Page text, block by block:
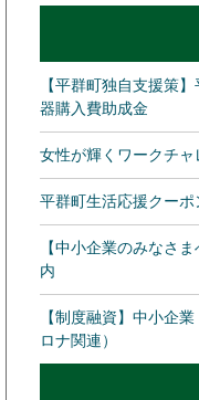
【平群町独自支援策
器購入費助成金
女性が輝くワークチ
平群町生活応援クー
【中小企業のみなさ
内
【制度融資】中小企
ロナ関連）